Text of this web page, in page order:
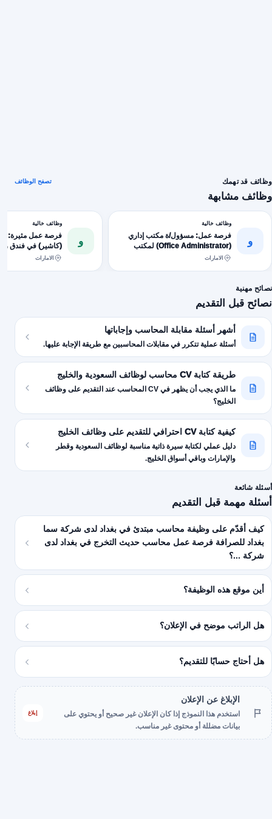
وظائف قد تهمك
وظائف مشابهة
تصفح الوظائف
و
وظائف خالية
فرصة عمل: مسؤول/ة مكتب إداري
(Office Administrator) لمكتب
محاسبة مرموق في عُمان - (يشترط
الامارات
و
وظائف خالية
فرصة عمل مثيرة:
(كاشير) في فندق
الفاخرالامارات
نصائح مهنية
نصائح قبل التقديم
أشهر أسئلة مقابلة المحاسب وإجاباتها
أسئلة عملية تتكرر في مقابلات المحاسبين مع طريقة الإجابة عليها.
طريقة كتابة CV محاسب لوظائف السعودية والخليج
ما الذي يجب أن يظهر في CV المحاسب عند التقديم على وظائف
الخليج؟
كيفية كتابة CV احترافي للتقديم على وظائف الخليج
دليل عملي لكتابة سيرة ذاتية مناسبة لوظائف السعودية وقطر
والإمارات وباقي أسواق الخليج.
أسئلة شائعة
أسئلة مهمة قبل التقديم
كيف أقدّم على وظيفة محاسب مبتدئ في بغداد لدى شركة سما
بغداد للصرافة فرصة عمل محاسب حديث التخرج في بغداد لدى
شركة ...؟
أين موقع هذه الوظيفة؟
هل الراتب موضح في الإعلان؟
هل أحتاج حسابًا للتقديم؟
الإبلاغ عن الإعلان
استخدم هذا النموذج إذا كان الإعلان غير صحيح أو يحتوي على
بيانات مضللة أو محتوى غير مناسب.
إبلاغ